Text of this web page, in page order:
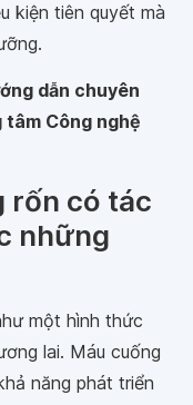
kiện tiên quyết mà
dẫn chuyên
Công nghệ
rốn có tác
những
một hình thức
lai. Máu cuống
năng phát triển